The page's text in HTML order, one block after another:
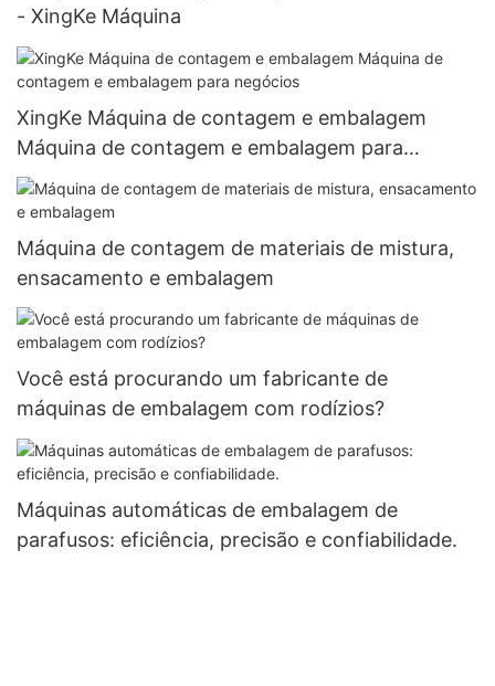
- XingKe Máquina
XingKe Máquina de contagem e embalagem
Máquina de contagem e embalagem para
negócios
Máquina de contagem de materiais de mistura,
ensacamento e embalagem
Você está procurando um fabricante de
máquinas de embalagem com rodízios?
Máquinas automáticas de embalagem de
parafusos: eficiência, precisão e confiabilidade.